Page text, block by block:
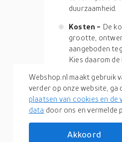
duurzaamheid.
Kosten - De
grootte,
aangeboden
Kies daarom
Koop een bed van
essentiële
onderdelen van
rustruimte te
bedonderdelen
Webshop.nl maakt gebruik
verder op onze website, ga
plaatsen van cookies en de
data door ons en vermelde
Akkoord